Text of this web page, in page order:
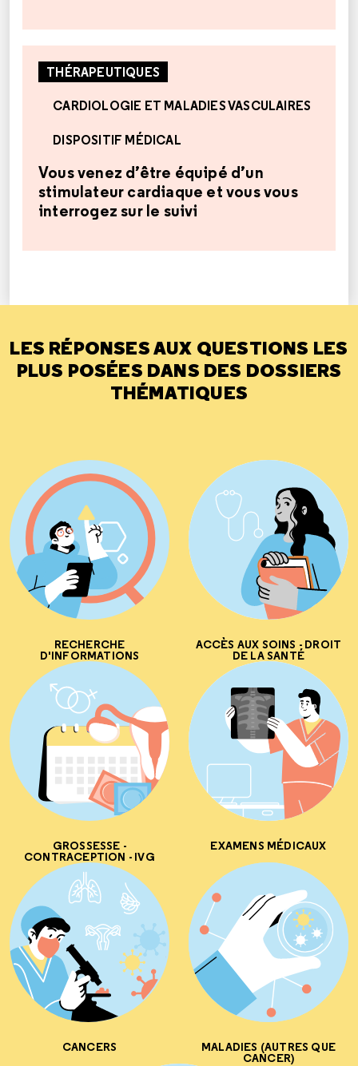
THÉRAPEUTIQUES
CARDIOLOGIE ET MALADIES VASCULAIRES
DISPOSITIF MÉDICAL
Vous venez d’être équipé d’un
stimulateur cardiaque et vous vous
interrogez sur le suivi
LES RÉPONSES AUX QUESTIONS LES
PLUS POSÉES DANS DES DOSSIERS
THÉMATIQUES
RECHERCHE
D'INFORMATIONS
ACCÈS AUX SOINS - DROIT
DE LA SANTÉ
GROSSESSE -
CONTRACEPTION - IVG
EXAMENS MÉDICAUX
CANCERS MALADIES (AUTRES QUE
CANCER)